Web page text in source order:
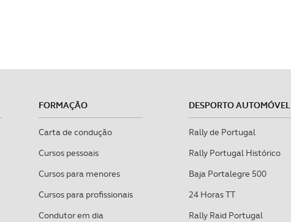
FORMAÇÃO
Carta de condução
Cursos pessoais
Cursos para menores
Cursos para profissionais
Condutor em dia
DESPORTO AUTOMÓVEL
Rally de Portugal
Rally Portugal Histórico
Baja Portalegre 500
24 Horas TT
Rally Raid Portugal